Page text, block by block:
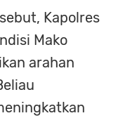
Kapolres
Mako
arahan